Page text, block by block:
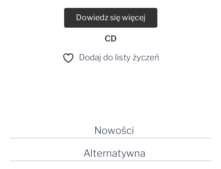
Nowości
Alternatywna
Dowiedz się więcej
CD
Dodaj do listy życzeń